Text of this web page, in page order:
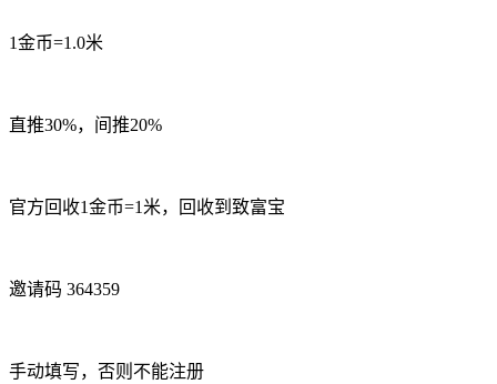
1金币=1.0米
直推30%，间推20%
官方回收1金币=1米，回收到致富宝
邀请码 364359
手动填写，否则不能注册